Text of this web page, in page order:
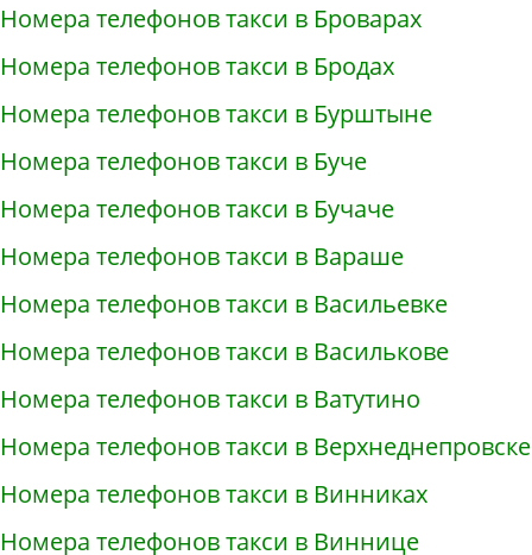
Номера телефонов такси в Броварах
Номера телефонов такси в Бродах
Номера телефонов такси в Бурштыне
Номера телефонов такси в Буче
Номера телефонов такси в Бучаче
Номера телефонов такси в Вараше
Номера телефонов такси в Васильевке
Номера телефонов такси в Василькове
Номера телефонов такси в Ватутино
Номера телефонов такси в Верхнеднепровске
Номера телефонов такси в Винниках
Номера телефонов такси в Виннице